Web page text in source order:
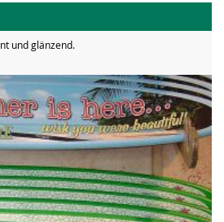
und glänzend.